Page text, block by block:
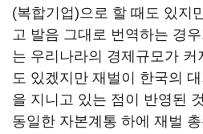
(복합기업)으로 할 때도 있지
고 발음 그대로 번역하는 경
는 우리나라의 경제규모가 커
도 있겠지만 재벌이 한국의
을 지니고 있는 점이 반영된
동일한 자본계통 하에 재벌